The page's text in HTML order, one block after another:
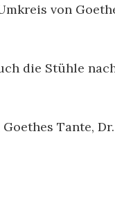
von
die Stühle
Tante,